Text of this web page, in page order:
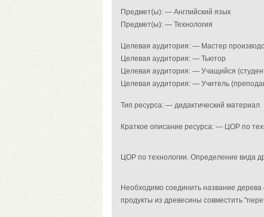
Предмет(ы): — Английский язык
Предмет(ы): — Технология
Целевая аудитория: — Мастер
Целевая аудитория: — Тьютор
Целевая аудитория: — Учащийся
Целевая аудитория: — Учитель
Тип ресурса: — дидактический материал
Краткое описание ресурса: — ЦОР по
ЦОР по технологии. Определение вида
Необходимо соединить название
продукты из древесины совместить